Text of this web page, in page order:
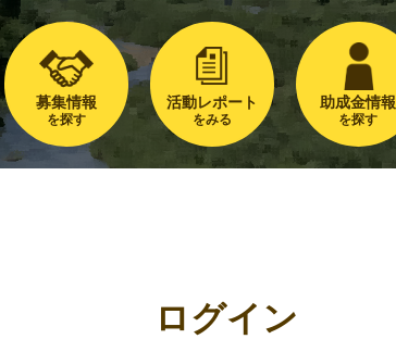
募集情報
を探す
活動レポート
をみる
助成金情報
を探す
ログイン